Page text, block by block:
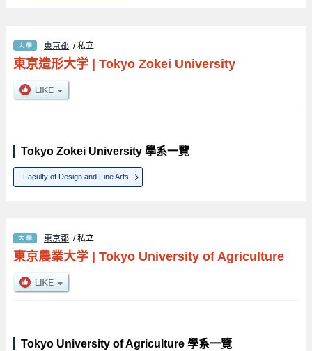
東京都 / 私立
東京造形大学| Tokyo Zokei University
Tokyo Zokei University 學系一覽
Faculty of Design and Fine Arts
東京都 / 私立
東京農業大学| Tokyo University of Agriculture
Tokyo University of Agriculture 學系一覽